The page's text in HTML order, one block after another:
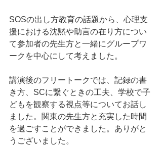
SOSの出し方教育の話題から、心理支
援における沈黙や助言の在り方につい
て参加者の先生方と一緒にグループワ
ークを中心にして考えました。
講演後のフリートークでは、記録の書
き方、SCに繋ぐときの工夫、学校で子
どもを観察する視点等についてお話し
ました。関東の先生方と充実した時間
を過ごすことができました。ありがと
うございました。